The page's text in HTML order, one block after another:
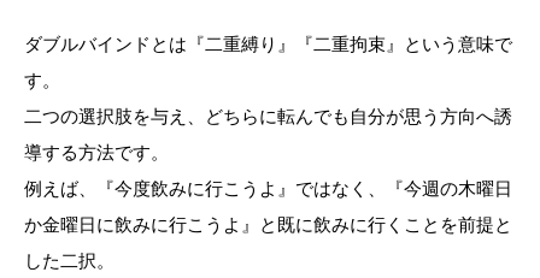
ダブルバインドとは『二重縛り』『二重拘束』という意味で
す。
二つの選択肢を与え、どちらに転んでも自分が思う方向へ誘
導する方法です。
例えば、『今度飲みに行こうよ』ではなく、『今週の木曜日
か金曜日に飲みに行こうよ』と既に飲みに行くことを前提と
した二択。